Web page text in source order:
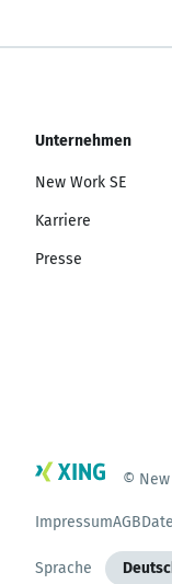
Unternehmen
New Work SE
Karriere
Presse
© New
ImpressumAGB
Sprache